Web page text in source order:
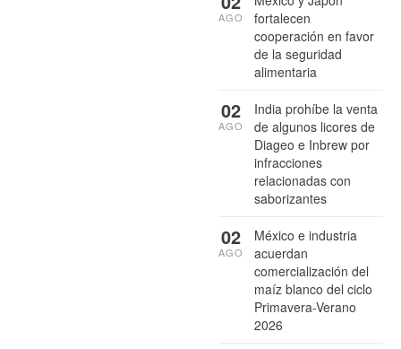
fortalecen
cooperación en favor
de la seguridad
alimentaria
AGO
India prohíbe la venta
de algunos licores de
Diageo e Inbrew por
infracciones
relacionadas con
saborizantes
02
AGO
México e industria
acuerdan
comercialización del
maíz blanco del ciclo
Primavera-Verano
2026
02
AGO